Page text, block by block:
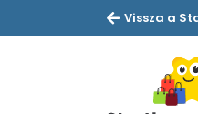
Vissza a